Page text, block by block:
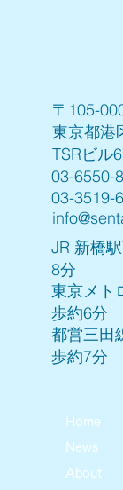
〒105-
東京都港
TSRビル
03-6550-
03-3519-
JR 新橋
8分
東京メ
歩約6分
都営三
歩約7分
Home
News
About